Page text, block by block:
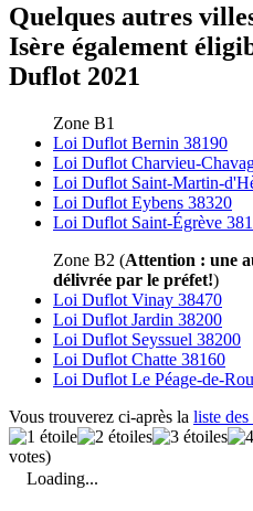
Quelques autres
Isère également
Duflot 2021
Zone B1
Loi Duflot Bernin 38190
Loi Duflot Charvieu-
Loi Duflot Saint-Martin-
Loi Duflot Eybens 38320
Loi Duflot Saint-Égrève
Zone B2 (Attention : une
délivrée par le préfet!)
Loi Duflot Vinay 38470
Loi Duflot Jardin 38200
Loi Duflot Seyssuel 38200
Loi Duflot Chatte 38160
Loi Duflot Le Péage-de-
Vous trouverez ci-après la liste
votes)
Loading...